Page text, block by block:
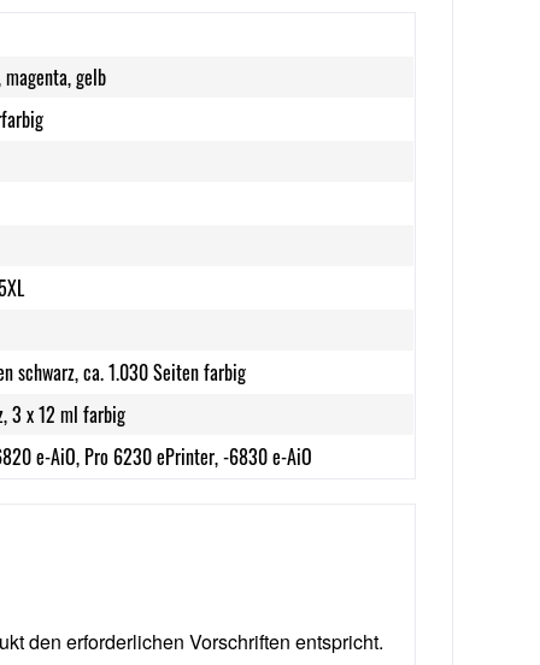
magenta, gelb
schwarz, ca. 1.030 Seiten farbig
3 x 12 ml farbig
e-AiO, Pro 6230 ePrinter, -6830 e-AiO
den erforderlichen Vorschriften entspricht.